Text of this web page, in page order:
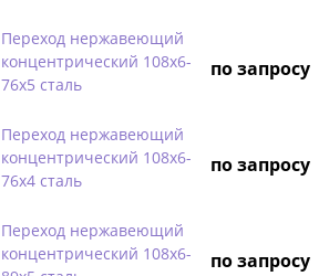
Переход нержавеющий
концентрический 108х6-
76х5 сталь
по запросу
Переход нержавеющий
концентрический 108х6-
76х4 сталь
по запросу
Переход нержавеющий
концентрический 108х6-
по запросу